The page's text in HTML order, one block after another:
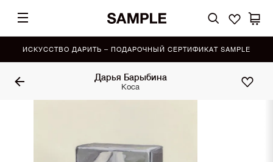
ИСКУССТВО ДАРИТЬ – ПОДАРОЧНЫЙ СЕРТИФИКАТ SAMPLE
Дарья Барыбина
Коса